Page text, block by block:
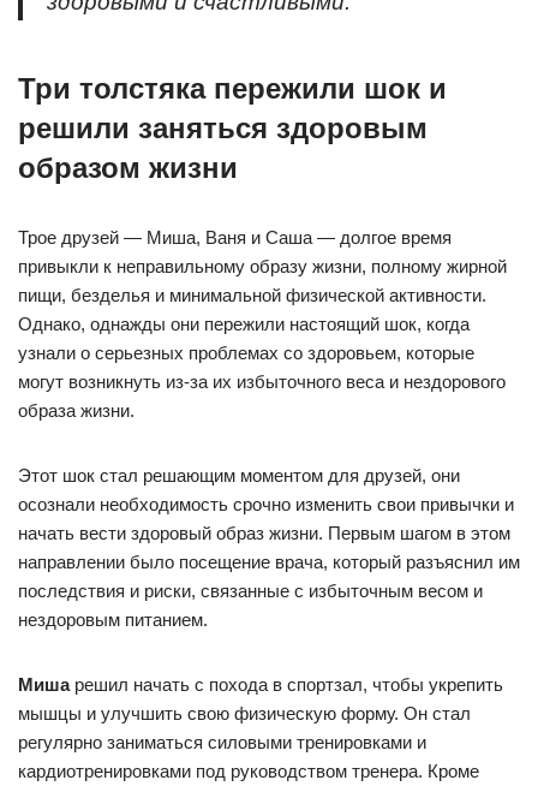
Три толстяка пережили шок и
решили заняться здоровым
образом жизни
Трое друзей — Миша, Ваня и Саша — долгое время
привыкли к неправильному образу жизни, полному жирной
пищи, безделья и минимальной физической активности.
Однако, однажды они пережили настоящий шок, когда
узнали о серьезных проблемах со здоровьем, которые
могут возникнуть из-за их избыточного веса и нездорового
образа жизни.
Этот шок стал решающим моментом для друзей, они
осознали необходимость срочно изменить свои привычки и
начать вести здоровый образ жизни. Первым шагом в этом
направлении было посещение врача, который разъяснил им
последствия и риски, связанные с избыточным весом и
нездоровым питанием.
Мишарешил начать с похода в спортзал, чтобы укрепить
мышцы и улучшить свою физическую форму. Он стал
регулярно заниматься силовыми тренировками и
кардиотренировками под руководством тренера. Кроме